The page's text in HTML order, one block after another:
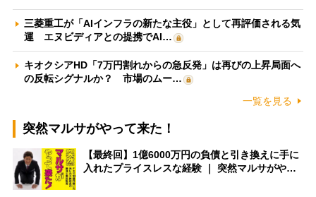
三菱重工が「AIインフラの新たな主役」として再評価される気
運 エヌビディアとの提携でAI…
キオクシアHD「7万円割れからの急反発」は再びの上昇局面へ
の反転シグナルか？ 市場のムー…
一覧を見る
突然マルサがやって来た！
【最終回】1億6000万円の負債と引き換えに手に
入れたプライスレスな経験 ｜ 突然マルサがや…